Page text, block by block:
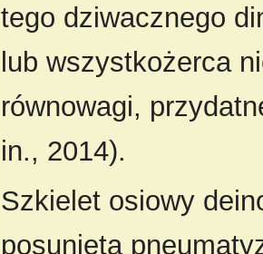
tego dziwacznego
lub wszystkożerca
równowagi,
in., 2014).
Szkielet osiowy
posuniętą